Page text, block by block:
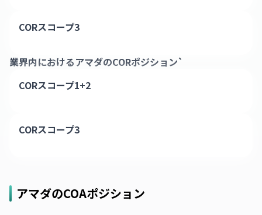
CORスコープ3
業界内におけるアマダのCORポジション`
CORスコープ1+2
CORスコープ3
アマダのCOAポジション